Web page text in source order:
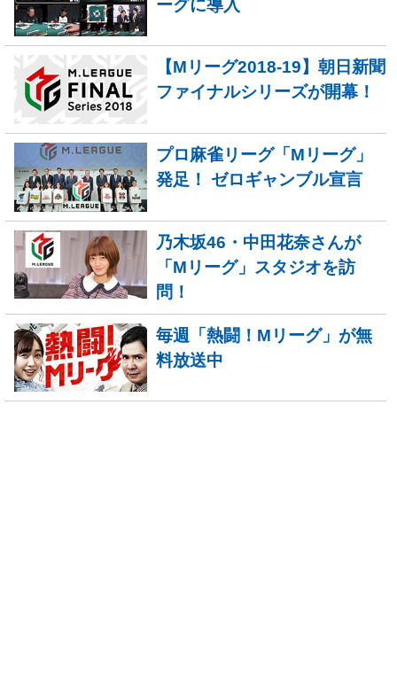
ーグに導入
【Mリーグ2018-19】朝日新聞
ファイナルシリーズが開幕！
プロ麻雀リーグ「Mリーグ」
発足！ ゼロギャンブル宣言
乃木坂46・中田花奈さんが
「Mリーグ」スタジオを訪
問！
毎週「熱闘！Mリーグ」が無
料放送中